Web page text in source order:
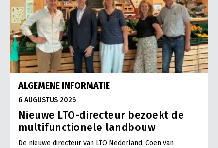
ALGEMENE INFORMATIE
6 AUGUSTUS 2026
Nieuwe LTO-directeur bezoekt de
multifunctionele landbouw
De nieuwe directeur van LTO Nederland, Coen van